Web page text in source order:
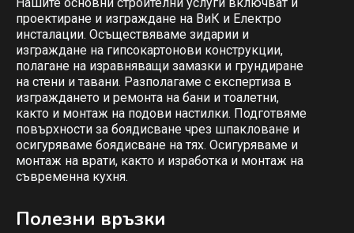
проектиране и изграждане на ВиК и Електро
инсталации. Осъществяваме зидарии и
изграждане на гипсокартонови конструкции,
полагане на изравняващи замазки и грундиране
на стени и тавани. Разполагаме с експертиза в
изграждането и ремонта на бани и тоалетни,
както и монтаж на подови настилки. Подготвяме
повърхности за боядисване чрез шпакловане и
осигуряваме боядисване на тях. Осигуряваме и
монтаж на врати, както и изработка и монтаж на
съвременна кухня.
Полезни връзки